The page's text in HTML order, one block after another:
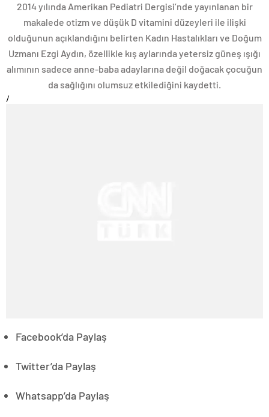
2014 yılında Amerikan Pediatri Dergisi’nde yayınlanan bir
makalede otizm ve düşük D vitamini düzeyleri ile ilişki
olduğunun açıklandığını belirten Kadın Hastalıkları ve Doğum
Uzmanı Ezgi Aydın, özellikle kış aylarında yetersiz güneş ışığı
alımının sadece anne-baba adaylarına değil doğacak çocuğun
da sağlığını olumsuz etkilediğini kaydetti.
/
Facebook’da Paylaş
Twitter’da Paylaş
Whatsapp’da Paylaş